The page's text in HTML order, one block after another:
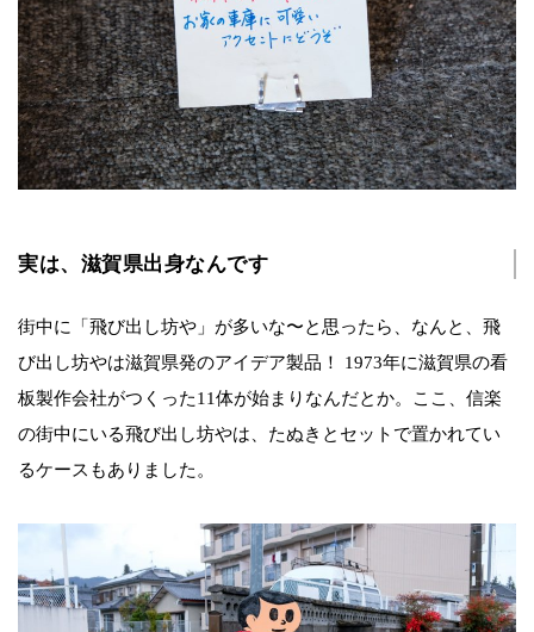
実は、滋賀県出身なんです
街中に「飛び出し坊や」が多いな〜と思ったら、なんと、飛
び出し坊やは滋賀県発のアイデア製品！ 1973年に滋賀県の看
板製作会社がつくった11体が始まりなんだとか。ここ、信楽
の街中にいる飛び出し坊やは、たぬきとセットで置かれてい
るケースもありました。